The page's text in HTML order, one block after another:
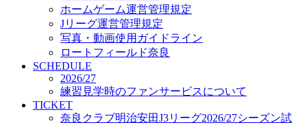
オフィシャルストア（実店舗）
オンラインストア
ACADEMY
アカデミーについて
プロジェクト
コーチ&スタッフ
ジュニア
ジュニアユース
ユース
ホームゲーム運営管理規定
Jリーグ運営管理規定
写真・動画使用ガイドライン
ロートフィールド奈良
SCHEDULE
2026/27
練習見学時のファンサービスについて
TICKET
奈良クラブ明治安田J3リーグ2026/27シーズン試